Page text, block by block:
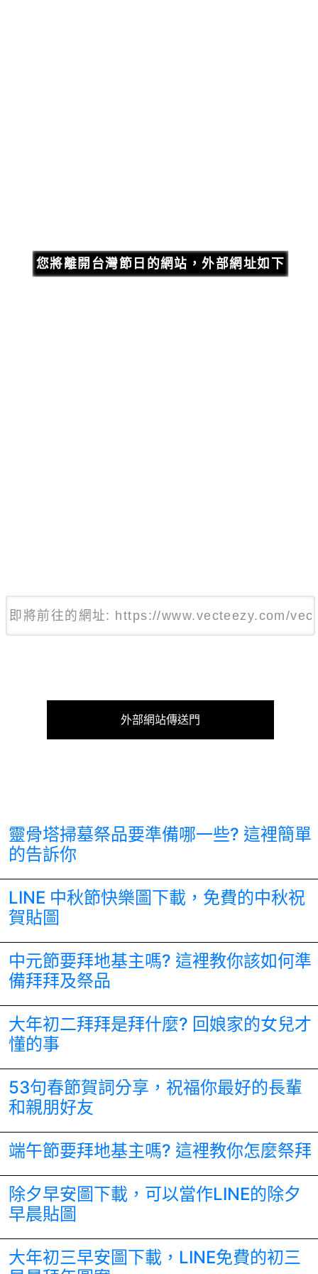
外部網站傳送門
靈骨塔掃墓祭品要準備哪一些? 這裡簡單
的告訴你
LINE 中秋節快樂圖下載，免費的中秋祝
賀貼圖
中元節要拜地基主嗎? 這裡教你該如何準
備拜拜及祭品
大年初二拜拜是拜什麼? 回娘家的女兒才
懂的事
53句春節賀詞分享，祝福你最好的長輩
和親朋好友
端午節要拜地基主嗎? 這裡教你怎麼祭拜
除夕早安圖下載，可以當作LINE的除夕
早晨貼圖
大年初三早安圖下載，LINE免費的初三